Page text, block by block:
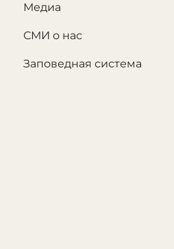
Медиа
СМИ о нас
Заповедная система